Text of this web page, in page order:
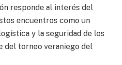
responde al interés del
encuentros como un
y la seguridad de los
del torneo veraniego del